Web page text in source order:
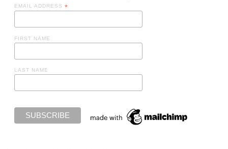
EMAIL ADDRESS *
FIRST NAME
LAST NAME